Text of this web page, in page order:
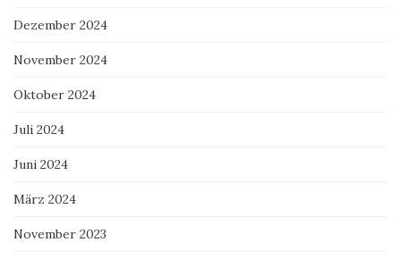
Dezember 2024
November 2024
Oktober 2024
Juli 2024
Juni 2024
März 2024
November 2023